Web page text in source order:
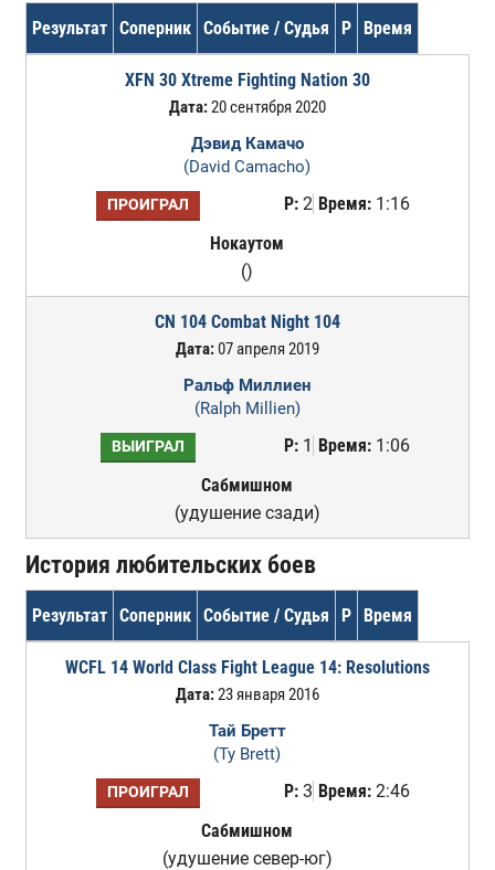
Результат Соперник Событие / Судья Р Время
XFN 30 Xtreme Fighting Nation 30
Дата:20 сентября 2020
Дэвид Камачо
(David Camacho)
ПРОИГРАЛ Р:2 Время:1:16
Нокаутом
()
CN 104 Combat Night 104
Дата:07 апреля 2019
Ральф Миллиен
(Ralph Millien)
ВЫИГРАЛ Р:1 Время:1:06
Сабмишном
(удушение сзади)
История любительских боев
Результат Соперник Событие / Судья Р Время
WCFL 14 World Class Fight League 14: Resolutions
Дата:23 января 2016
Тай Бретт
(Ty Brett)
ПРОИГРАЛ Р:3 Время:2:46
Сабмишном
(удушение север-юг)